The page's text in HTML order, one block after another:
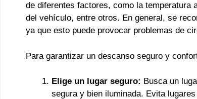
de diferentes factores, como la temperatura
del vehículo, entre otros. En general, se
ya que esto puede provocar problemas de
Para garantizar un descanso seguro y
Elige un lugar seguro: Busca un
segura y bien iluminada. Evita